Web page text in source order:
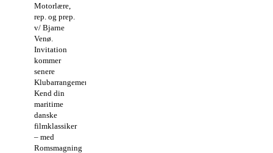
Motorlære,
rep. og prep.
v/ Bjarne
Venø.
Invitation
kommer
senere
Klubarrangement:
Kend din
maritime
danske
filmklassiker
– med
Romsmagning